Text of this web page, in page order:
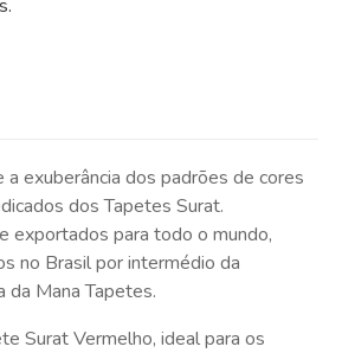
exuberância dos padrões de cores
dos Tapetes Surat.
exportados para todo o mundo,
no Brasil por intermédio da
da Mana Tapetes.
Surat Vermelho, ideal para os